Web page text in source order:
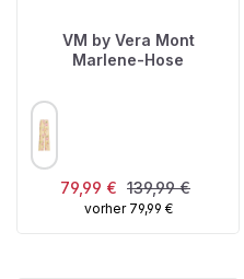
VM by Vera Mont
Marlene-Hose
FARBE
Verkaufspreis:
79,99 € Regulärer Preis:
139,99 €
vorher 79,99 €